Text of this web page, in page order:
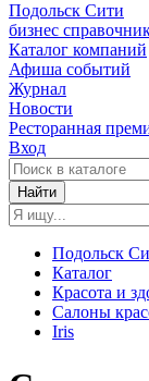
Подольск Сити
бизнес
Каталог компаний
Афиша событий
Журнал
Новости
Ресторанная
Вход
Найти
Подольск
Каталог
Красота и
Салоны
Iris